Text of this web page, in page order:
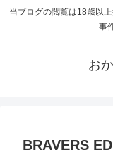
当ブログの閲覧は18歳以
事
お
BRAVERS